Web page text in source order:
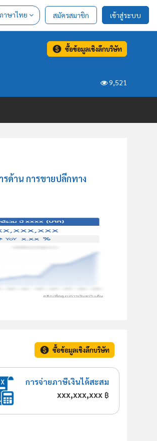
ภาษาไทย สมัครสมาชิก เข้าสู่ระบบ
ซื้อข้อมูลเชิงลึกบริษัท
9,521
ด้าน การขายปลีกทาง
ซื้อข้อมูลเชิงลึกบริษัท
การจ่ายภาษีเงินได้สะสม
xxx,xxx,xxx ฿